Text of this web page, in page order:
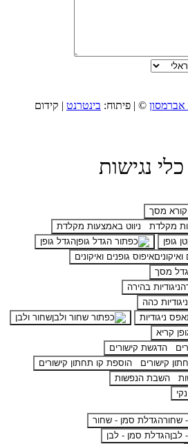
אברמסון © | פיתוח: בינטרנט | קידום
כלי נגישות
קורא מסך
ניווט באמצעות מקלדת
גופן
הגדל גופן
איפוס גופנים ואיקונים
מסך
ניגודיות בהירה
ניגודיות כהה
אפס ניגודיות
שחור ולבן
קריא
הדגשת קישורים
הוספת קו תחתון קישורים
השבת הנפשות
הגדלת סמן - שחור
הגדלת סמן - לבן